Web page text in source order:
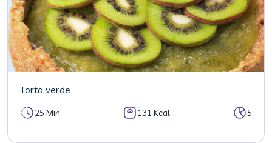
Torta verde
25 Min 131 Kcal 5